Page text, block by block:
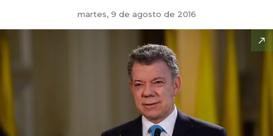
martes, 9 de agosto de 2016